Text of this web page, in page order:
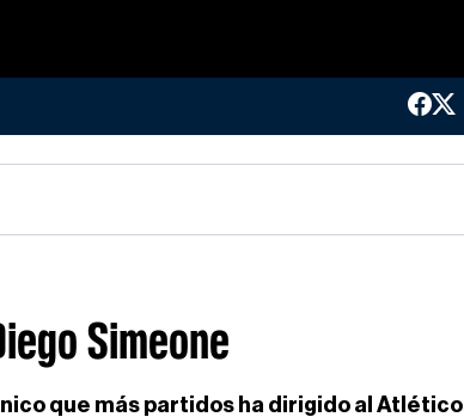
Simeone
que más partidos ha dirigido al Atlético